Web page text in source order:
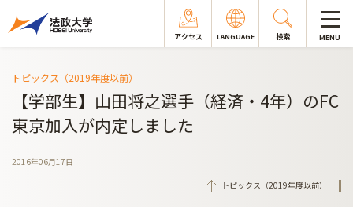
アクセス LANGUAGE 検索 MENU
トピックス（2019年度以前）
【学部生】山田将之選手（経済・4年）のFC
東京加入が内定しました
2016年06月17日
トピックス（2019年度以前）